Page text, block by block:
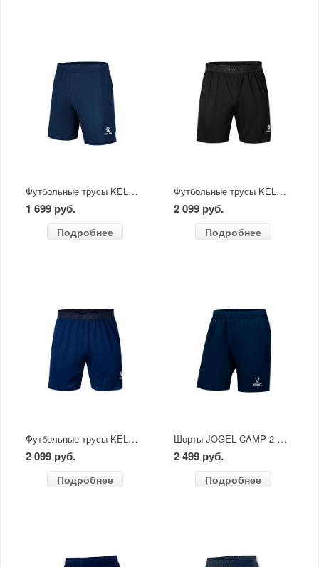
Футбольные трусы KELME UCAR темно-синий с белым
1 699 руб.
Подробнее
Футбольные трусы KELME SALGADO чёрные
2 099 руб.
Подробнее
Футбольные трусы KELME SALGADO темно-синие
2 099 руб.
Подробнее
Шорты JOGEL CAMP 2 Woven Shorts темно-синие
2 499 руб.
Подробнее